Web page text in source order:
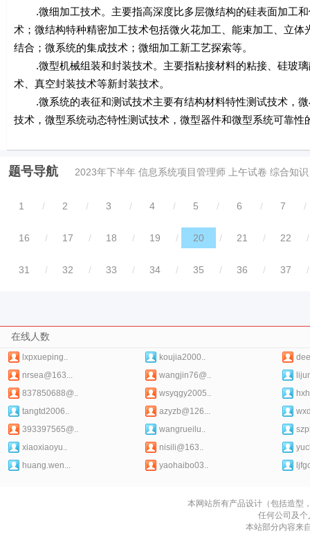
.微细加工技术。主要指高深度比多层微结构的硅表面加工和
术；微结构特种精密加工技术包括微火花加工、能束加工、立
结合；微系统的集成技术；微细加工新工艺探索等。
.微型机械组装和封装技术。主要指粘接材料的粘接、硅玻璃
术、真空封装技术等新封装技术。
.微系统的表征和测试技术主要有结构材料特性测试技术，微
技术，微型系统动态特性测试技术，微型器件和微型系统可靠性
题号导航 2023年下半年 信息系统项目管理师 上午试卷 综合知
1 / 2 / 3 / 4 / 5 / 6 / 7 /
16 / 17 / 18 / 19 / 20 / 21 / 22 /
31 / 32 / 33 / 34 / 35 / 36 / 37 /
在线人数
lxpxueping.. koujia2000..
nrsea@163...
wangjin76@..
837850688@..
wsyqgy2005..
tangtd2006..
azyzb@126...
393397565@..
wangrueilu..
xiaoxiaoyu..
nisili@163..
huang.wen...
yaohaibo03..
本网站所有产品设计（包括造型
任何公司及
本站部分内容来